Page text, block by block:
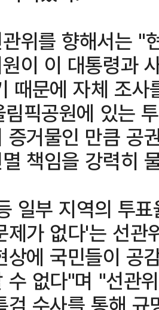
위를 향해서는 "
이 이 대통령과
때문에 자체 조
픽공원에 있는
증거물인 만큼 공
책임을 강력히
일부 지역의 투
제가 없다'는 선
상에 국민들이 공
수 없다"며 "선관
검 수사를 통해